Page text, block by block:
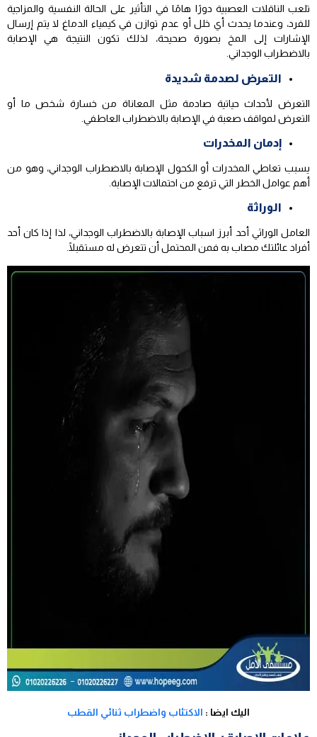
تلعب الناقلات العصبية دورًا هامًا في التأثير على الحالة النفسية والمزاجية
للفرد، وعندما يحدث أي خلل أو عدم توازن في كيمياء الدماغ لا يتم إرسال
الإشارات إلى المخ بصورة صحيحة، لذلك تكون النتيجة هي الإصابة
بالاضطراب الوجداني.
التعرض لصدمة شديدة
التعرض لأحداث حياتية صادمة مثل المعاناة من خسارة شخص ما أو
التعرض لمواقف صعبة في الإصابة بالاضطراب العاطفي.
إدمان المخدرات
يسبب تعاطي المخدرات أو الكحول الإصابة بالاضطراب الوجداني، وهو من
أهم عوامل الخطر التي ترفع من احتمالات الإصابة.
الوراثة
العامل الوراثي أحد أبرز اسباب الإصابة بالاضطراب الوجداني، لذا إذا كان أحد
أفراد عائلتك مصاب به فمن المحتمل أن تتعرض له مستقبلًا.
اليك ايضا : الاكتئاب واضطراب ثنائي القطب